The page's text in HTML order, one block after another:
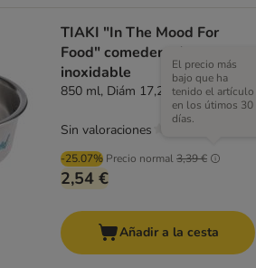
TIAKI "In The Mood For
Food" comedero de acero
inoxidable
850 ml, Diám 17,2 cm
-25.07% Precio normal3,39 €
El precio más
bajo que ha
tenido el artículo
en los útimos 30
días.
2,54 €
Sin valoraciones
Añadir a la cesta